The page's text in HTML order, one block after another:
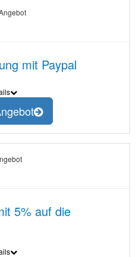
mit Paypal
5% auf die